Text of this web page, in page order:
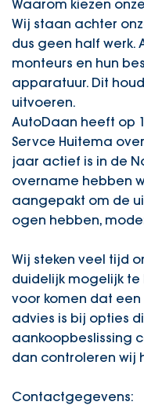
Waarom kiezen
Wij staan achter
dus geen half werk.
monteurs en hun
apparatuur. Dit
uitvoeren.
AutoDaan heeft op
Servce Huitema
jaar actief is in de
overname hebben
aangepakt om de
ogen hebben,
Wij steken veel tijd
duidelijk mogelijk
voor komen dat
advies is bij opties
aankoopbeslissing
dan controleren wij
Contactgegevens: